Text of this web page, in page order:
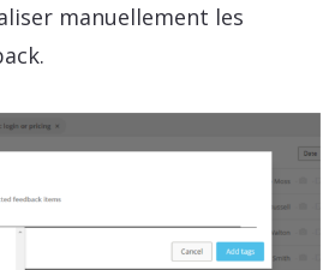
manuellement les